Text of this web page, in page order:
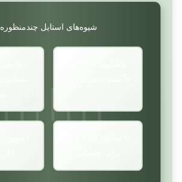
شیوه‌های استایل چندمنظوره